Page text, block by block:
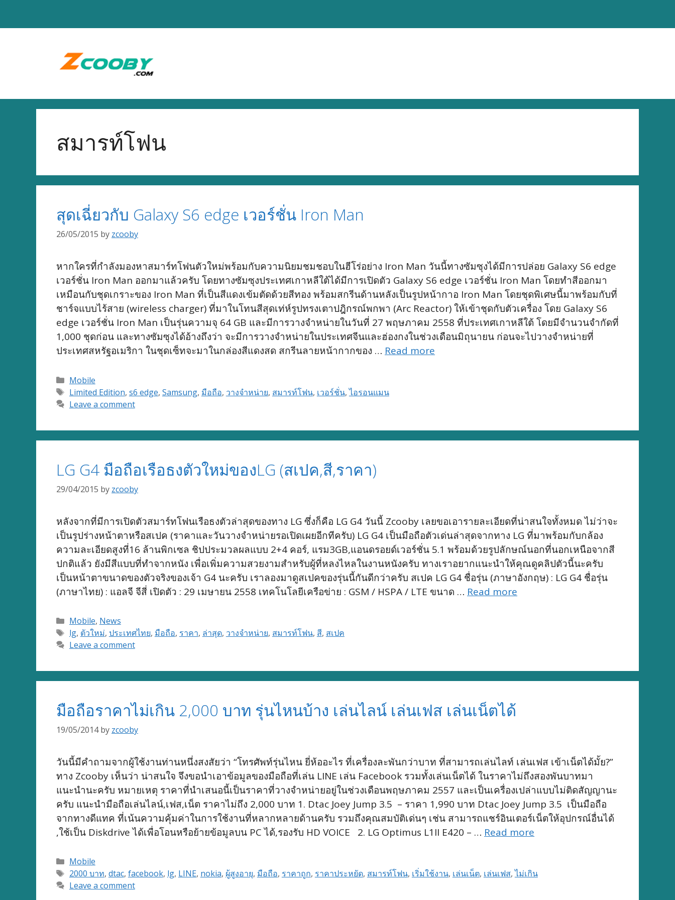
สมารท์โฟน
สุดเฉี่ยวกับ Galaxy S6 edge เวอร์ชั่น Iron Man
26/05/2015 by zcooby
หากใครที่กำลังมองหาสมาร์ทโฟนตัวใหม่พร้อมกับความนิยมชมชอบในฮีโร่อย่าง Iron Man วันนี้ทางซัมซุงได้มีการปล่อย Galaxy S6 edge
เวอร์ชั่น Iron Man ออกมาแล้วครับ โดยทางซัมซุงประเทศเกาหลีใต้ได้มีการเปิดตัว Galaxy S6 edge เวอร์ชั่น Iron Man โดยทำสีออกมา
เหมือนกับชุดเกราะของ Iron Man ที่เป็นสีแดงเข้มตัดด้วยสีทอง พร้อมสกรีนด้านหลังเป็นรูปหน้ากาอ Iron Man โดยชุดพิเศษนี้มาพร้อมกับที่
ชาร์จแบบไร้สาย (wireless charger) ที่มาในโทนสีสุดเท่ห์รูปทรงเตาปฎิกรณ์พกพา (Arc Reactor) ให้เข้าชุดกับตัวเครื่อง โดย Galaxy S6
edge เวอร์ชั่น Iron Man เป็นรุ่นความจุ 64 GB และมีการวางจำหน่ายในวันที่ 27 พฤษภาคม 2558 ที่ประเทศเกาหลีใต้ โดยมีจำนวนจำกัดที่
1,000 ชุดก่อน และทางซัมซุงได้อ้างถึงว่า จะมีการวางจำหน่ายในประเทศจีนและฮ่องกงในช่วงเดือนมิถุนายน ก่อนจะไปวางจำหน่ายที่
ประเทศสหรัฐอเมริกา ในชุดเซ็ทจะมาในกล่องสีแดงสด สกรีนลายหน้ากากของ … Read more
Categories
Mobile
Tags
Limited Edition, s6 edge, Samsung, มือถือ, วางจำหน่าย, สมารท์โฟน, เวอร์ชั่น,ไอรอนแมน
Leave a comment
LG G4 มือถือเรือธงตัวใหม่ของLG (สเปค,สี,ราคา)
29/04/2015 by zcooby
หลังจากที่มีการเปิดตัวสมาร์ทโฟนเรือธงตัวล่าสุดของทาง LG ซึ่งก็คือ LG G4 วันนี้ Zcooby เลยขอเอารายละเอียดที่น่าสนใจทั้งหมด ไม่ว่าจะ
เป็นรูปร่างหน้าตาหรือสเปค (ราคาและวันวางจำหน่ายรอเปิดเผยอีกทีครับ) LG G4 เป็นมือถือตัวเด่นล่าสุดจากทาง LG ที่มาพร้อมกับกล้อง
ความละเอียดสูงที่16 ล้านพิกเซล ชิปประมวลผลแบบ 2+4 คอร์, แรม3GB,แอนดรอยด์เวอร์ชั่น 5.1 พร้อมด้วยรูปลักษณ์นอกที่นอกเหนือจากสี
ปกติแล้ว ยังมีสีแบบที่ทำจากหนัง เพื่อเพิ่มความสวยงามสำหรับผู้ที่หลงไหลในงานหนังครับ ทางเราอยากแนะนำให้คุณดูคลิปตัวนี้นะครับ
เป็นหน้าตาขนาดของตัวจริงของเจ้า G4 นะครับ เราลองมาดูสเปคของรุ่นนี้กันดีกว่าครับ สเปค LG G4 ชื่อรุ่น (ภาษาอังกฤษ) : LG G4 ชื่อรุ่น
(ภาษาไทย) : แอลจี จีสี่ เปิดตัว : 29 เมษายน 2558 เทคโนโลยีเครือข่าย : GSM / HSPA / LTE ขนาด … Read more
Categories
Mobile, News
Tags
lg, ตัวใหม่, ประเทศไทย, มือถือ, ราคา, ล่าสุด, วางจำหน่าย, สมารท์โฟน, สี, สเปค
Leave a comment
มือถือราคาไม่เกิน 2,000 บาท รุ่นไหนบ้าง เล่นไลน์ เล่นเฟส เล่นเน็ตได้
19/05/2014 by zcooby
วันนี้มีคำถามจากผู้ใช้งานท่านหนึ่งสงสัยว่า “โทรศัพท์รุ่นไหน ยี่ห้ออะไร ที่เครื่องละพันกว่าบาท ที่สามารถเล่นไลท์ เล่นเฟส เข้าเน็ตได้มั้ย?”
ทาง Zcooby เห็นว่า น่าสนใจ จึงขอนำเอาข้อมูลของมือถือที่เล่น LINE เล่น Facebook รวมทั้งเล่นเน็ตได้ ในราคาไม่ถึงสองพันบาทมา
แนะนำนะครับ หมายเหตุ ราคาที่นำเสนอนี้เป็นราคาที่วางจำหน่ายอยู่ในช่วงเดือนพฤษภาคม 2557 และเป็นเครื่องเปล่าแบบไม่ติดสัญญานะ
ครับ แนะนำมือถือเล่นไลน์,เฟส,เน็ต ราคาไม่ถึง 2,000 บาท 1. Dtac Joey Jump 3.5 – ราคา 1,990 บาท Dtac Joey Jump 3.5 เป็นมือถือ
จากทางดีแทค ที่เน้นความคุ้มค่าในการใช้งานที่หลากหลายด้านครับ รวมถึงคุณสมบัติเด่นๆ เช่น สามารถแชร์อินเตอร์เน็ตให้อุปกรณ์อื่นได้
,ใช้เป็น Diskdrive ได้เพื่อโอนหรือย้ายข้อมูลบน PC ได้,รองรับ HD VOICE 2. LG Optimus L1II E420 – … Read more
Categories
Mobile
Tags
2000 บาท, dtac, facebook, lg, LINE, nokia, ผู้สูงอายุ, มือถือ, ราคาถูก, ราคาประหยัด, สมารท์โฟน, เริ่มใช้งาน, เล่นเน็ต, เล่นเฟส,ไม่เกิน
Leave a comment